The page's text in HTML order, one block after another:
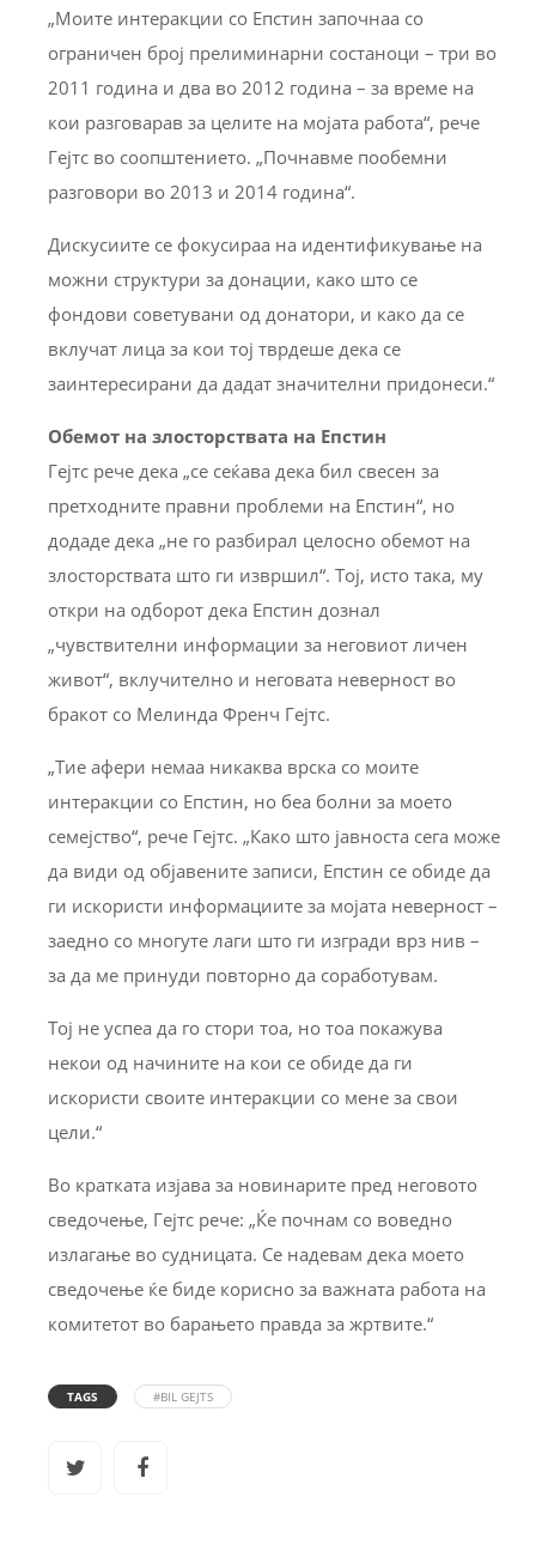
„Моите интеракции со Епстин започнаа со
ограничен број прелиминарни состаноци – три во
2011 година и два во 2012 година – за време на
кои разговарав за целите на мојата работа“, рече
Гејтс во соопштението. „Почнавме пообемни
разговори во 2013 и 2014 година“.
Дискусиите се фокусираа на идентификување на
можни структури за донации, како што се
фондови советувани од донатори, и како да се
вклучат лица за кои тој тврдеше дека се
заинтересирани да дадат значителни придонеси.“
Обемот на злосторствата на Епстин
Гејтс рече дека „се сеќава дека бил свесен за
претходните правни проблеми на Епстин“, но
додаде дека „не го разбирал целосно обемот на
злосторствата што ги извршил“. Тој, исто така, му
откри на одборот дека Епстин дознал
„чувствителни информации за неговиот личен
живот“, вклучително и неговата неверност во
бракот со Мелинда Френч Гејтс.
„Тие афери немаа никаква врска со моите
интеракции со Епстин, но беа болни за моето
семејство“, рече Гејтс. „Како што јавноста сега може
да види од објавените записи, Епстин се обиде да
ги искористи информациите за мојата неверност –
заедно со многуте лаги што ги изгради врз нив –
за да ме принуди повторно да соработувам.
Тој не успеа да го стори тоа, но тоа покажува
некои од начините на кои се обиде да ги
искористи своите интеракции со мене за свои
цели.“
Во кратката изјава за новинарите пред неговото
сведочење, Гејтс рече: „Ќе почнам со воведно
излагање во судницата. Се надевам дека моето
сведочење ќе биде корисно за важната работа на
комитетот во барањето правда за жртвите.“
TAGS #BIL GEJTS